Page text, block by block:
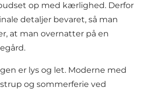
op med kærlighed. Derfor
detaljer bevaret, så man
at man overnatter på en
er lys og let. Moderne med
og sommerferie ved